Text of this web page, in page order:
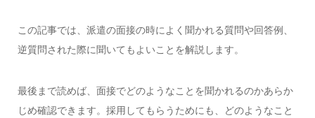
この記事では、派遣の面接の時によく聞かれる質問や回答例、
逆質問された際に聞いてもよいことを解説します。
最後まで読めば、面接でどのようなことを聞かれるのかあらか
じめ確認できます。採用してもらうためにも、どのようなこと